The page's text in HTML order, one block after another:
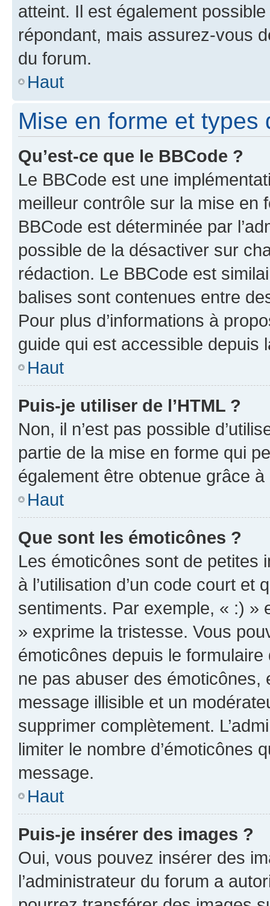
atteint. Il est également
répondant, mais assurez-vous
du forum.
Haut
Mise en forme et types
Qu’est-ce que le BBCode ?
Le BBCode est une
meilleur contrôle sur la mise en
BBCode est déterminée par
possible de la désactiver sur
rédaction. Le BBCode est
balises sont contenues entre
Pour plus d’informations à
guide qui est accessible depuis
Haut
Puis-je utiliser de l’HTML ?
Non, il n’est pas possible
partie de la mise en forme qui
également être obtenue grâce à
Haut
Que sont les émoticônes ?
Les émoticônes sont de petites
à l’utilisation d’un code court et
sentiments. Par exemple, « :) »
» exprime la tristesse. Vous
émoticônes depuis le
ne pas abuser des
message illisible et un
supprimer complètement.
limiter le nombre d’émoticônes
message.
Haut
Puis-je insérer des images ?
Oui, vous pouvez insérer des
l’administrateur du forum a